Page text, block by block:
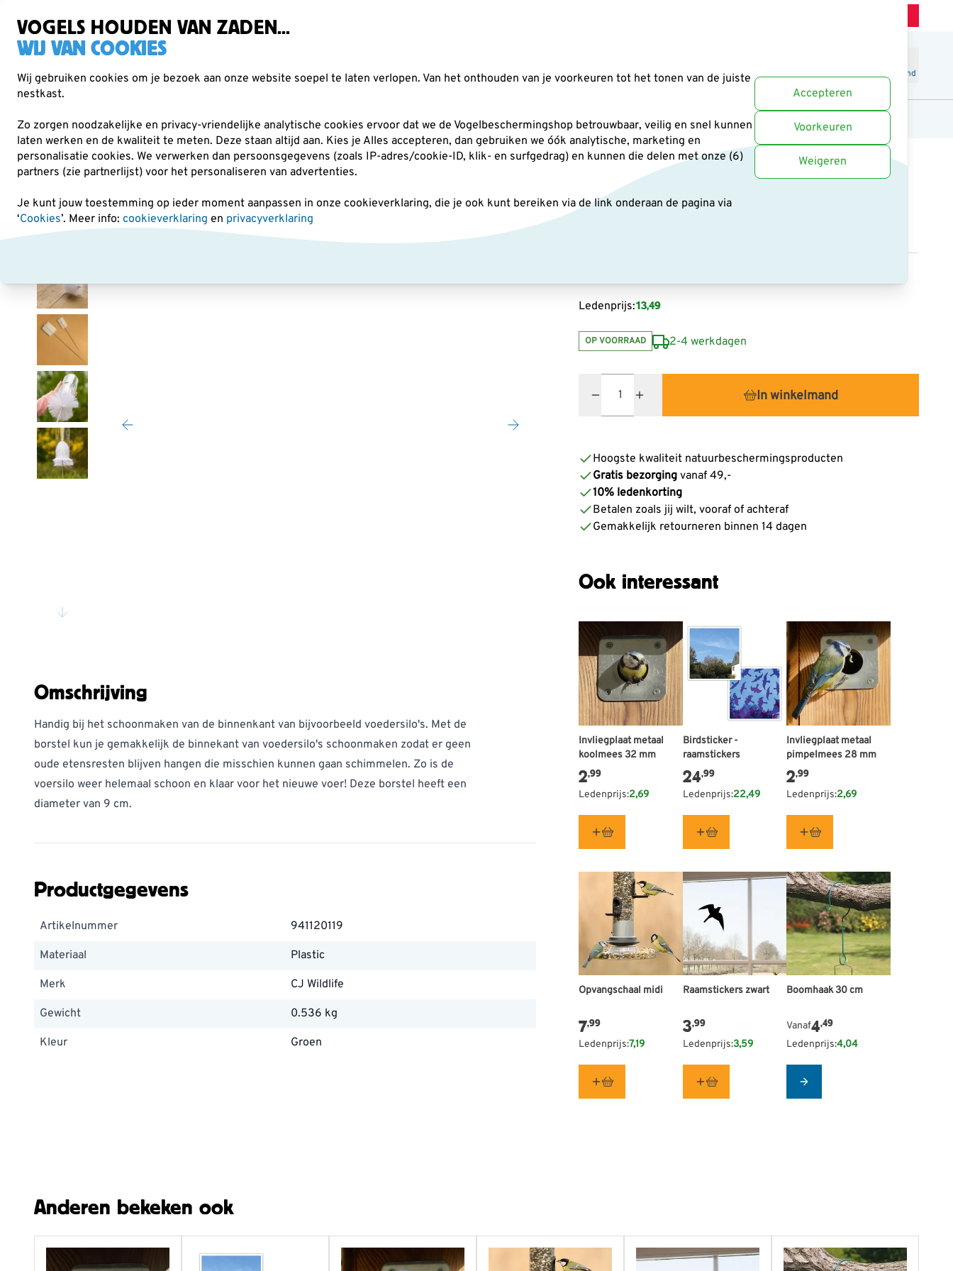
VOGELS HOUDEN VAN ZADEN...
WIJ VAN COOKIES
Wij gebruiken cookies om je bezoek aan onze website soepel te laten verlopen. Van het onthouden van je voorkeuren tot het tonen van de juiste
nestkast.
Zo zorgen noodzakelijke en privacy-vriendelijke analytische cookies ervoor dat we de Vogelbeschermingshop betrouwbaar, veilig en snel kunnen
laten werken en de kwaliteit te meten. Deze staan altijd aan. Kies je Alles accepteren, dan gebruiken we óók analytische, marketing en
personalisatie cookies. We verwerken dan persoonsgegevens (zoals IP-adres/cookie-ID, klik- en surfgedrag) en kunnen die delen met onze (6)
partners (zie partnerlijst) voor het personaliseren van advertenties.
Je kunt jouw toestemming op ieder moment aanpassen in onze cookieverklaring, die je ook kunt bereiken via de link onderaan de pagina via
‘Cookies’. Meer info: cookieverklaring en privacyverklaring
Accepteren
Voorkeuren
Weigeren
Winkelmand
Verrekijkers Vogelvoer Voederhuisjes & -silo's Nestkasten Andere tuindieren Planten Cadeaus en boeken Uitgelicht
Voederhuisjes & -silo's Accessoires en toebehoren Schoonmaakborstel Ø 9 cm
Schoonmaakborstel Ø 9 cm
Ledenprijs:13,49
OP VOORRAAD 2-4 werkdagen
In winkelmand
Hoogste kwaliteit natuurbeschermingsproducten
Gratis bezorging vanaf 49,-
10% ledenkorting
Betalen zoals jij wilt, vooraf of achteraf
Gemakkelijk retourneren binnen 14 dagen
Ook interessant
Invliegplaat metaal
koolmees 32 mm
2,99
Ledenprijs:2,69
Birdsticker -
raamstickers
24,99
Ledenprijs:22,49
Invliegplaat metaal
pimpelmees 28 mm
2,99
Ledenprijs:2,69
Opvangschaal midi
7,99
Ledenprijs:7,19
Raamstickers zwart
3,99
Ledenprijs:3,59
Boomhaak 30 cm
De prijs is afhankelijk van de
Vanaf4,49
Ledenprijs:4,04
Configure
Omschrijving
Handig bij het schoonmaken van de binnenkant van bijvoorbeeld voedersilo's. Met de
borstel kun je gemakkelijk de binnekant van voedersilo's schoonmaken zodat er geen
oude etensresten blijven hangen die misschien kunnen gaan schimmelen. Zo is de
voersilo weer helemaal schoon en klaar voor het nieuwe voer! Deze borstel heeft een
diameter van 9 cm.
Productgegevens
Artikelnummer 941120119
Materiaal Plastic
Merk CJ Wildlife
Gewicht 0.536 kg
Kleur Groen
Anderen bekeken ook